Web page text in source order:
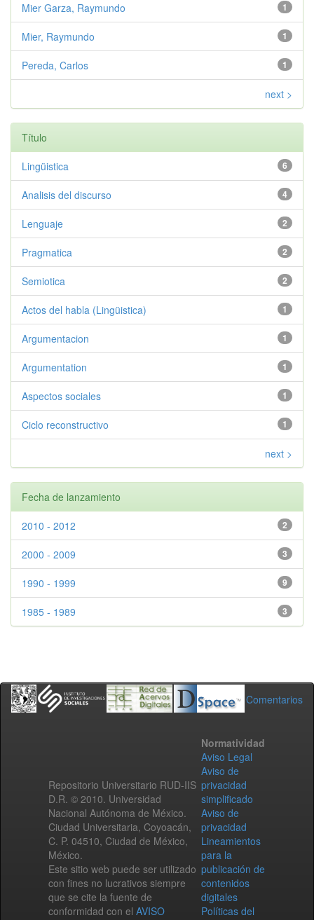
1
Mier Garza, Raymundo
1
Mier, Raymundo
1
Pereda, Carlos
next >
Título
6
Lingüistica
4
Analisis del discurso
2
Lenguaje
2
Pragmatica
2
Semiotica
1
Actos del habla (Lingüistica)
1
Argumentacion
1
Argumentation
1
Aspectos sociales
1
Ciclo reconstructivo
next >
Fecha de lanzamiento
2
2010 - 2012
3
2000 - 2009
9
1990 - 1999
3
1985 - 1989
Comentarios
Repositorio Universitario RUD-IIS
D.R. © 2010. Universidad
Nacional Autónoma de México.
Ciudad Universitaria, Coyoacán,
C. P. 04510, Ciudad de México,
México.
Este sitio web puede ser utilizado
con fines no lucrativos siempre
que se cite la fuente de
conformidad con el AVISO
Normatividad
Aviso Legal
Aviso de
privacidad
simplificado
Aviso de
privacidad
Lineamientos
para la
publicación de
contenidos
digitales
Políticas del